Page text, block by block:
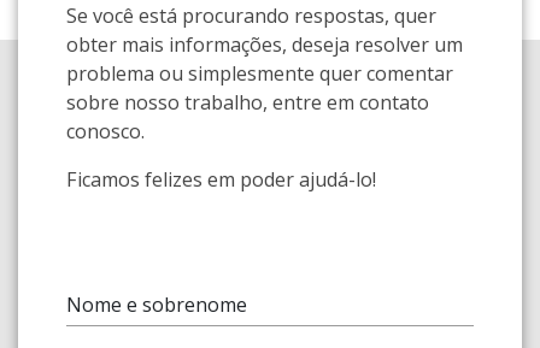
Se você está procurando respostas, quer
obter mais informações, deseja resolver um
problema ou simplesmente quer comentar
sobre nosso trabalho, entre em contato
conosco.
Ficamos felizes em poder ajudá-lo!
Nome e sobrenome